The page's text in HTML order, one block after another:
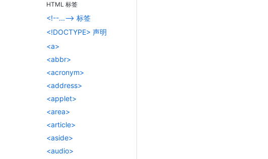
HTML 标签
<!--...--> 标签
<!DOCTYPE> 声明
<a>
<abbr>
<acronym>
<address>
<applet>
<area>
<article>
<aside>
<audio>